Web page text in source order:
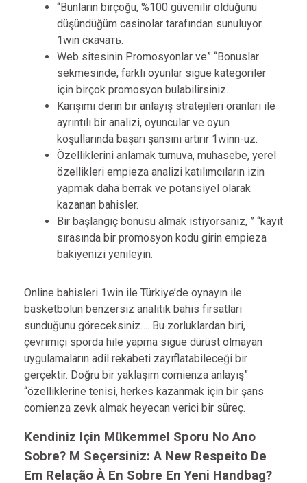
“Bunların birçoğu, %100 güvenilir olduğunu
düşündüğüm casinolar tarafından sunuluyor
1win скачать.
Web sitesinin Promosyonlar ve” “Bonuslar
sekmesinde, farklı oyunlar sigue kategoriler
için birçok promosyon bulabilirsiniz.
Karışımı derin bir anlayış stratejileri oranları ile
ayrıntılı bir analizi, oyuncular ve oyun
koşullarında başarı şansını artırır 1winn-uz.
Özelliklerini anlamak turnuva, muhasebe, yerel
özellikleri empieza analizi katılımcıların izin
yapmak daha berrak ve potansiyel olarak
kazanan bahisler.
Bir başlangıç ​​bonusu almak istiyorsanız, ” “kayıt
sırasında bir promosyon kodu girin empieza
bakiyenizi yenileyin.
Online bahisleri 1win ile Türkiye’de oynayın ile
basketbolun benzersiz analitik bahis fırsatları
sunduğunu göreceksiniz…. Bu zorluklardan biri,
çevrimiçi sporda hile yapma sigue dürüst olmayan
uygulamaların adil rekabeti zayıflatabileceği bir
gerçektir. Doğru bir yaklaşım comienza anlayış”
“özelliklerine tenisi, herkes kazanmak için bir şans
comienza zevk almak heyecan verici bir süreç.
Kendiniz Için Mükemmel Sporu No Ano
Sobre? M Seçersiniz: A New Respeito De
Em Relação À En Sobre En Yeni Handbag?